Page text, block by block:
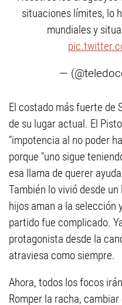
situaciones límites, lo
mundiales y
—
El costado más fuerte de
de su lugar actual. El
"impotencia al no poder
porque "uno sigue
esa llama de querer
También lo vivió desde
hijos aman a la selección
partido fue complicado.
protagonista desde la
atraviesa como siempre.
Ahora, todos los focos
Romper la racha,